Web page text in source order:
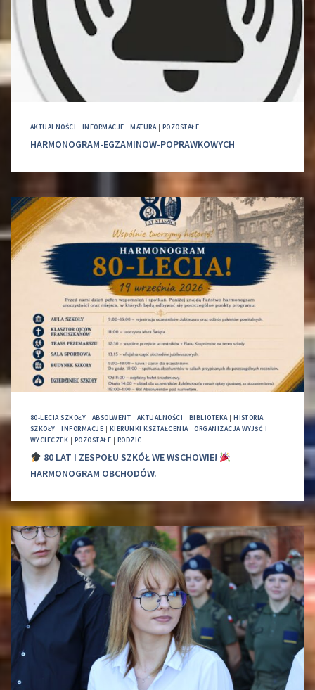
AKTUALNOŚCI | INFORMACJE |MATURA| POZOSTAŁE
HARMONOGRAM-EGZAMINOW-POPRAWKOWYCH
80-LECIA SZKOŁY | ABSOLWENT | AKTUALNOŚCI | BIBLIOTEKA|HISTORIA
SZKOŁY |INFORMACJE | KIERUNKI KSZTAŁCENIA|ORGANIZACJA WYJŚĆ I
WYCIECZEK | POZOSTAŁE | RODZIC
80 LAT I ZESPOŁU SZKÓŁ WE WSCHOWIE!
HARMONOGRAM OBCHODÓW.